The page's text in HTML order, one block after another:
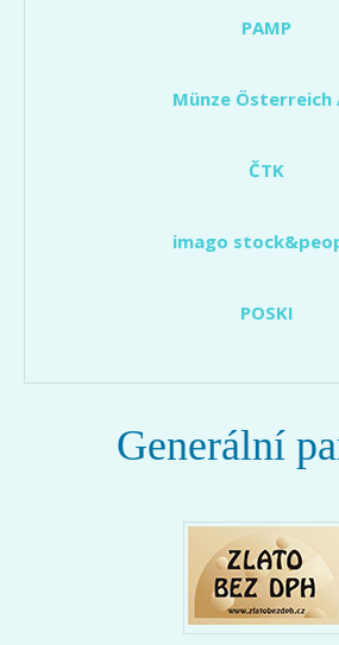
PAMP
Münze Österreich
ČTK
imago
POSKI
Generální